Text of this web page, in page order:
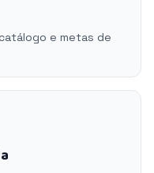
e metas de